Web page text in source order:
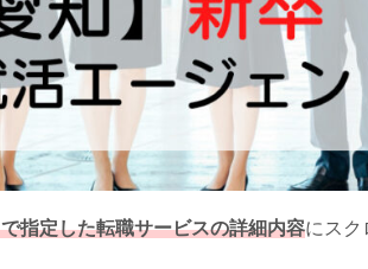
指定した転職サービスの詳細内容にスク